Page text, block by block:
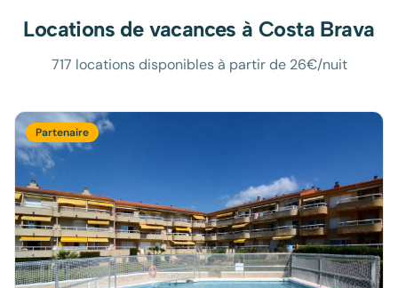
Locations de vacances àCosta Brava
717 locations disponibles à partir de 26€/nuit
Partenaire